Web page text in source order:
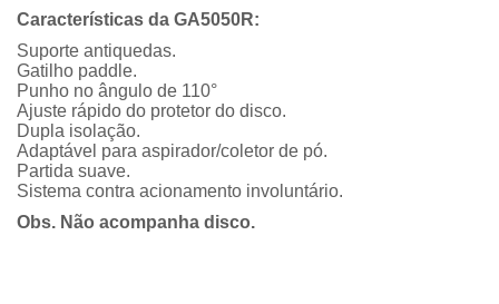
Características da GA5050R:
Suporte antiquedas.
Gatilho paddle.
Punho no ângulo de 110
Ajuste rápido do protetor do disco.
Dupla isolação.
Adaptável para aspirador/coletor de pó.
Partida suave.
Sistema contra acionamento involuntário.
Obs. Não acompanha disco.